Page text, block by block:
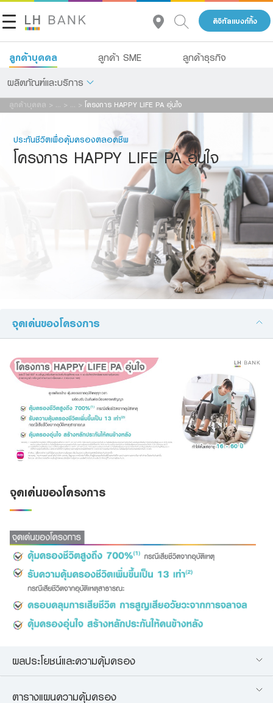
ดิจิทัลแบงก์กิ้ง
ลูกค้าบุคคล ลูกค้า SME ลูกค้าธุรกิจ
ผลิตภัณฑ์และบริการ
เกี่ยวกับเรา
นักลงทุนสัมพันธ์
กลุ่มธุรกิจทางการเงินแลนด์ แอนด์ เฮ้าส์
TH EN
การลงทุน
บริการ
ดิจิทัลแบงก์กิ้ง
Family Banking
ลูกค้าบุคคล > > > โครงการ HAPPY LIFE PA อุ่นใจ
ประกันชีวิตเพื่อคุ้มครองตลอดชีพ
โครงการ HAPPY LIFE PA อุ่นใจ
จุดเด่นของโครงการ
จุดเด่นของโครงการ
ผลประโยชน์และความคุ้มครอง
ตารางแผนความคุ้มครอง
คำเตือน ท่านกำลังจะออกไปยังเว็บไซต์อื่น ("เว็บไซต์ภายนอก" ซึ่ง
อยู่ภายใต้การให้บริการและดูแลจัดการโดย บุคคลที่สาม เพื่อ
วัตถุประสงค์ในการให้ข้อมูลและเพื่ออำนวยความสะดวกของท่าน
เท่านั้น ซึ่งมิได้อยู่ภายใต้การ ควบคุมของ LH Bank ธนาคารจะไม่
เป็นผล สืบเนื่องมาจากการที่ท่านเข้าเว็บไซต์อื่นๆ หรือเว็บไซต์ที่
ข้อตกลงและเงื่อนไขกาารให้บริการ ตลอดจนนโยบายการรักษา
ความปลอดภัยของเว็บไซต์ที่เชื่อมโยง นั้น ในส่วนนี้ LH Bank เป็น
เพียงนายหน้าประกันชีวิตและรับผิดชอบในฐานะนายหน้าเท่านั้น มิได้
เป็นผู้รับประกันภัย ทั้งนี้หากท่านคลิก "ตกลง" ถือว่าท่านให้คำ
ยืนยันว่าได้อ่านและตกลงยอมรับข้อกำหนดที่ระบุไว้ข้างต้นของ
ธนาคารฯ เรียบร้อยแล้ว
ตกลง
ชื่อ:
นามสกุล:
อีเมล:
ผลิตภัณฑ์ที่สนใจ:
รายละเอียดที่ต้องการติดต่อ:
ธนาคารข้างต้นนี้ถูกต้องและเป็นจริงทุกประการ และข้าพเจ้าประสงค์ให้ไว้แก่ธนาคาร
เพื่อให้เจ้าหน้าที่ธนาคารติดต่อกลับข้าพเจ้า เพื่อให้คำปรึกษาทางการเงินและนำเสนอ
ข้อมูลเกี่ยวกับผลิตภัณฑ์หรือบริการของธนาคารที่ข้าพเจ้าสนใจหรือที่ข้าพเจ้าอาจ
สนใจ
ข้าพเจ้าได้อ่าน ทำความเข้าใจ และรับทราบรายละเอียดการเก็บรวบรวม การใช้
และการเปิดเผยข้อมูลส่วนบุคคล รวมทั้งสิทธิของข้าพเจ้า ตามประกาศนโยบายความ
เป็นส่วนตัวของธนาคารแล้ว
ศึกษาเพิ่มเติมได้ที่นี่